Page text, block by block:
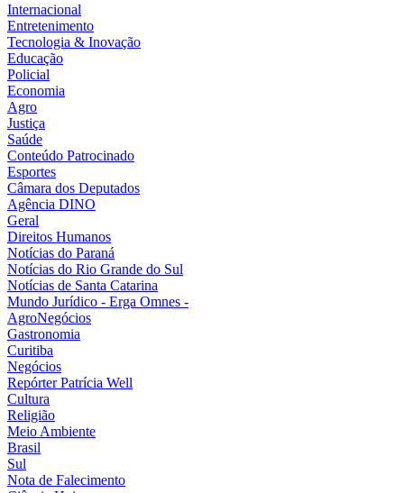
Internacional
Entretenimento
Tecnologia & Inovação
Educação
Policial
Economia
Agro
Justiça
Saúde
Conteúdo Patrocinado
Esportes
Câmara dos Deputados
Agência DINO
Geral
Direitos Humanos
Notícias do Paraná
Notícias do Rio Grande do Sul
Notícias de Santa Catarina
Mundo Jurídico - Erga Omnes -
AgroNegócios
Gastronomia
Curitiba
Negócios
Repórter Patrícia Well
Cultura
Religião
Meio Ambiente
Brasil
Sul
Nota de Falecimento